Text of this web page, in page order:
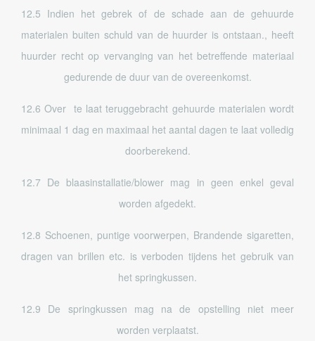
12.5 Indien het gebrek of de schade aan de gehuurde
materialen buiten schuld van de huurder is ontstaan., heeft
huurder recht op vervanging van het betreffende materiaal
gedurende de duur van de overeenkomst.
12.6 Over te laat teruggebracht gehuurde materialen wordt
minimaal 1 dag en maximaal het aantal dagen te laat volledig
doorberekend.
12.7 De blaasinstallatie/blower mag in geen enkel geval
worden afgedekt.
12.8 Schoenen, puntige voorwerpen, Brandende sigaretten,
dragen van brillen etc. is verboden tijdens het gebruik van
het springkussen.
12.9 De springkussen mag na de opstelling niet meer
worden verplaatst.